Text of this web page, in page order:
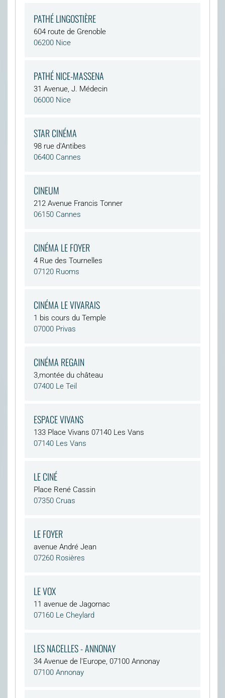
PATHÉ LINGOSTIÈRE
604 route de Grenoble
06200 Nice
PATHÉ NICE-MASSENA
31 Avenue, J. Médecin
06000 Nice
STAR CINÉMA
98 rue d'Antibes
06400 Cannes
CINEUM
212 Avenue Francis Tonner
06150 Cannes
CINÉMA LE FOYER
4 Rue des Tournelles
07120 Ruoms
CINÉMA LE VIVARAIS
1 bis cours du Temple
07000 Privas
CINÉMA REGAIN
3,montée du château
07400 Le Teil
ESPACE VIVANS
133 Place Vivans 07140 Les Vans
07140 Les Vans
LE CINÉ
Place René Cassin
07350 Cruas
LE FOYER
avenue André Jean
07260 Rosières
LE VOX
11 avenue de Jagornac
07160 Le Cheylard
LES NACELLES - ANNONAY
34 Avenue de l'Europe, 07100 Annonay
07100 Annonay